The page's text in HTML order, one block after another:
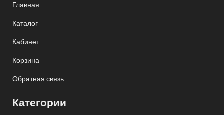
Главная
Каталог
Кабинет
Корзина
Обратная связь
Категории